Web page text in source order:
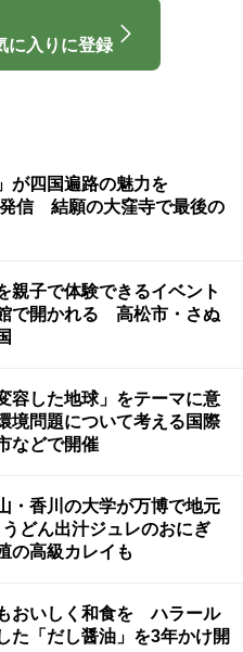
に入りに登録
が四国遍路の魅力を
信 結願の大窪寺で最後の
親子で体験できるイベント
で開かれる 高松市・さぬ
容した地球」をテーマに意
境問題について考える国際
などで開催
・香川の大学が万博で地元
どん出汁ジュレのおにぎ
の高級カレイも
おいしく和食を ハラール
た「だし醤油」を3年かけ開